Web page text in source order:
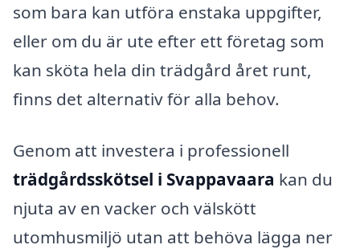
som bara kan utföra enstaka uppgifter,
eller om du är ute efter ett företag som
kan sköta hela din trädgård året runt,
finns det alternativ för alla behov.
Genom att investera i professionell
trädgårdsskötsel i Svappavaara kan du
njuta av en vacker och välskött
utomhusmiljö utan att behöva lägga ner